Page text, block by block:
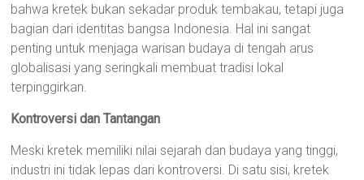
bahwa kretek bukan sekadar produk tembakau, tetapi juga
bagian dari identitas bangsa Indonesia. Hal ini sangat
penting untuk menjaga warisan budaya di tengah arus
globalisasi yang seringkali membuat tradisi lokal
terpinggirkan.
Kontroversi dan Tantangan
Meski kretek memiliki nilai sejarah dan budaya yang tinggi,
industri ini tidak lepas dari kontroversi. Di satu sisi, kretek